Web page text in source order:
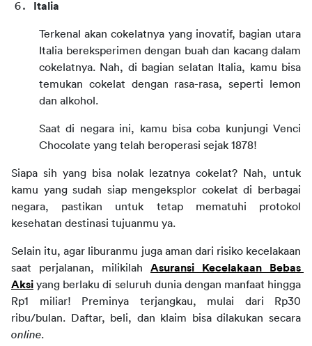
Italia
Terkenal akan cokelatnya yang inovatif, bagian utara
Italia bereksperimen dengan buah dan kacang dalam
cokelatnya. Nah, di bagian selatan Italia, kamu bisa
temukan cokelat dengan rasa-rasa, seperti lemon
dan alkohol.
Saat di negara ini, kamu bisa coba kunjungi Venci
Chocolate yang telah beroperasi sejak 1878!
Siapa sih yang bisa nolak lezatnya cokelat? Nah, untuk
kamu yang sudah siap mengeksplor cokelat di berbagai
negara, pastikan untuk tetap mematuhi protokol
kesehatan destinasi tujuanmu ya.
Selain itu, agar liburanmu juga aman dari risiko kecelakaan
saat perjalanan, milikilah Asuransi Kecelakaan Bebas
Aksi yang berlaku di seluruh dunia dengan manfaat hingga
Rp1 miliar!
Preminya terjangkau, mulai dari Rp30
online.